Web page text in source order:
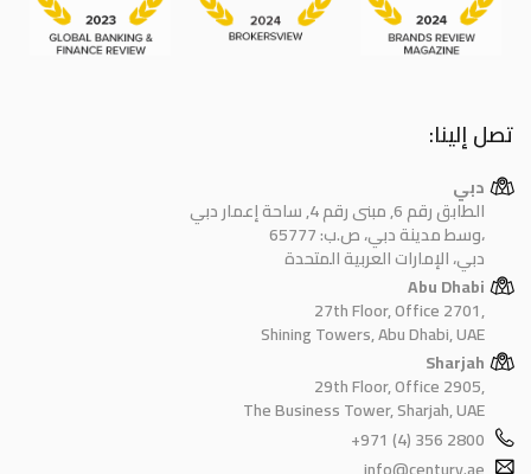
تصل إلينا:
دبي
الطابق رقم 6, مبنى رقم 4, ساحة إعمار دبي
وسط مدينة دبي، ص.ب: 65777،
دبي، الإمارات العربية المتحدة
Abu Dhabi
27th Floor, Office 2701,
Shining Towers, Abu Dhabi, UAE
Sharjah
29th Floor, Office 2905,
The Business Tower, Sharjah, UAE
+971 (4) 356 2800